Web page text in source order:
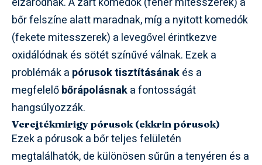
bőr felszíne alatt maradnak, míg a nyitott komedók
(fekete mitesszerek) a levegővel érintkezve
oxidálódnak és sötét színűvé válnak. Ezek a
problémák a pórusok tisztításánakés a
megfelelőbőrápolásnaka fontosságát
hangsúlyozzák.
Verejtékmirigy pórusok (ekkrin pórusok)
Ezek a pórusok a bőr teljes felületén
megtalálhatók, de különösen sűrűn a tenyéren és a